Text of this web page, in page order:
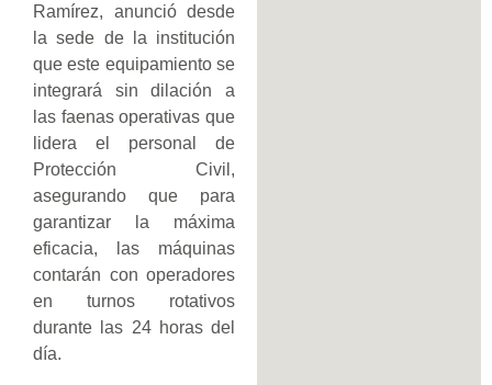
Ramírez, anunció desde
la sede de la institución
que este equipamiento se
integrará sin dilación a
las faenas operativas que
lidera el personal de
Protección Civil,
asegurando que para
garantizar la máxima
eficacia, las máquinas
contarán con operadores
en turnos rotativos
durante las 24 horas del
día.